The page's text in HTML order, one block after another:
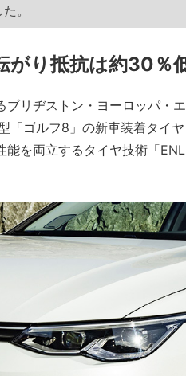
。
がり抵抗は約30％
リヂストン・ヨーロッパ・
「ゴルフ8」の新車装着タイ
を両立するタイヤ技術「